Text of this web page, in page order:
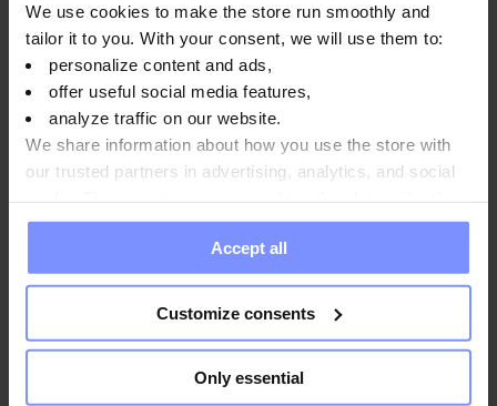
We use cookies to make the store run smoothly and
tailor it to you. With your consent, we will use them to:
personalize content and ads,
offer useful social media features,
analyze traffic on our website.
We share information about how you use the store with
our trusted partners in advertising, analytics, and social
information you have provided to them or that they have
collected when you use their services. Do you agree?
Accept all
Customize consents
Only essential
Nährwertinformationen
Parameter
Hersteller